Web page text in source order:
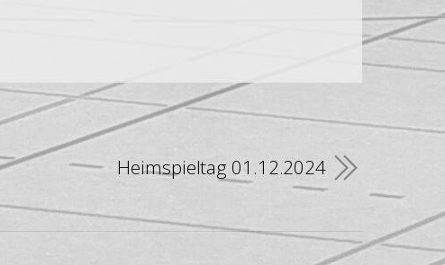
Heimspieltag 01.12.2024